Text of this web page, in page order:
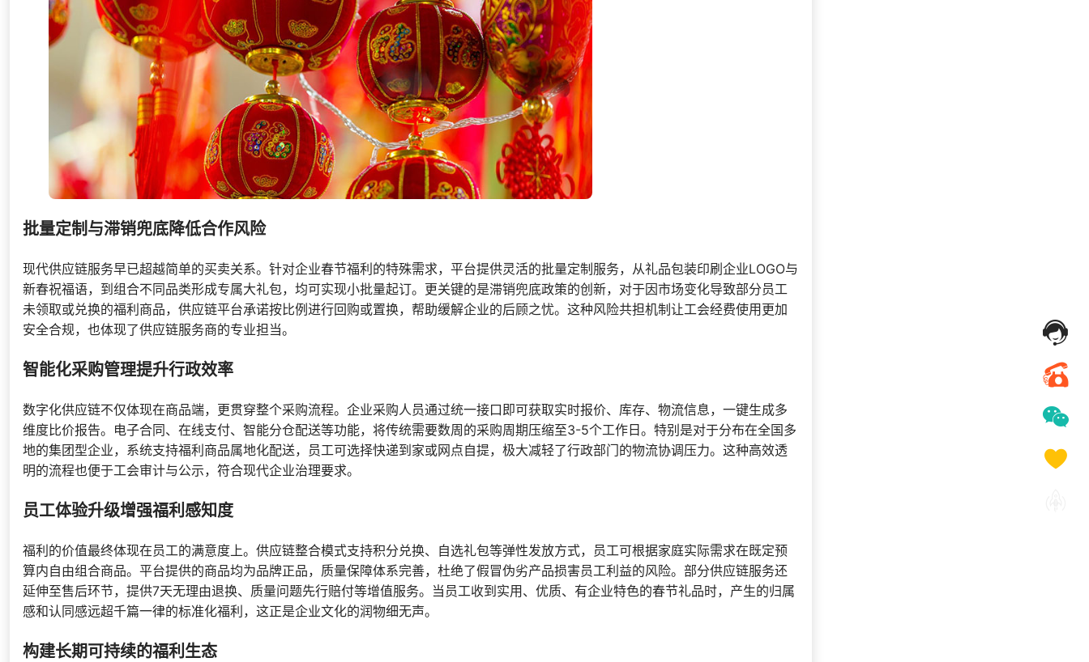
批量定制与滞销兜底降低合作风险
现代供应链服务早已超越简单的买卖关系。针对企业春节福利的特殊需求，平台提供灵活的批量定制服务，从礼品包装印刷企业LOGO与
新春祝福语，到组合不同品类形成专属大礼包，均可实现小批量起订。更关键的是滞销兜底政策的创新，对于因市场变化导致部分员工
未领取或兑换的福利商品，供应链平台承诺按比例进行回购或置换，帮助缓解企业的后顾之忧。这种风险共担机制让工会经费使用更加
安全合规，也体现了供应链服务商的专业担当。
智能化采购管理提升行政效率
数字化供应链不仅体现在商品端，更贯穿整个采购流程。企业采购人员通过统一接口即可获取实时报价、库存、物流信息，一键生成多
维度比价报告。电子合同、在线支付、智能分仓配送等功能，将传统需要数周的采购周期压缩至3-5个工作日。特别是对于分布在全国多
地的集团型企业，系统支持福利商品属地化配送，员工可选择快递到家或网点自提，极大减轻了行政部门的物流协调压力。这种高效透
明的流程也便于工会审计与公示，符合现代企业治理要求。
员工体验升级增强福利感知度
福利的价值最终体现在员工的满意度上。供应链整合模式支持积分兑换、自选礼包等弹性发放方式，员工可根据家庭实际需求在既定预
算内自由组合商品。平台提供的商品均为品牌正品，质量保障体系完善，杜绝了假冒伪劣产品损害员工利益的风险。部分供应链服务还
延伸至售后环节，提供7天无理由退换、质量问题先行赔付等增值服务。当员工收到实用、优质、有企业特色的春节礼品时，产生的归属
感和认同感远超千篇一律的标准化福利，这正是企业文化的润物细无声。
构建长期可持续的福利生态